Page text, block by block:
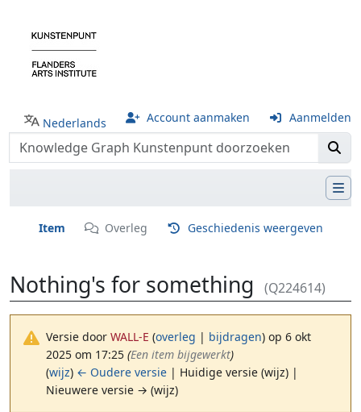
Nederlands Account aanmaken Aanmelden
Item Overleg Geschiedenis weergeven
Nothing's for something (Q224614)
Versie door WALL-E (overleg | bijdragen) op 6 okt
2025 om 17:25 (‎Een item bijgewerkt)
(wijz) ← Oudere versie | Huidige versie (wijz) |
Nieuwere versie → (wijz)